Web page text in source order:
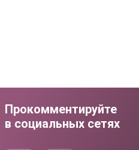
Прокомментируйте
в социальных сетях